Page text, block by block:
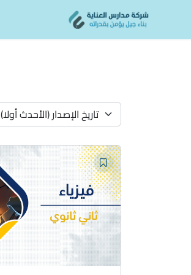
content
تاريخ الإصدار (الأحدث أولا)